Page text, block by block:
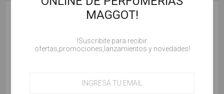
MAGGOT!
!Suscribite para recibir
ofertas,promociones,lanzamientos y novedades!